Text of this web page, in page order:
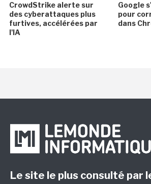
CrowdStrike alerte sur
des cyberattaques plus
furtives, accélérées par
l'IA
Google
pour
dans
Le site le plus consulté par